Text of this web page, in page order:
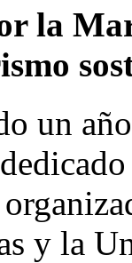
la
un
y la